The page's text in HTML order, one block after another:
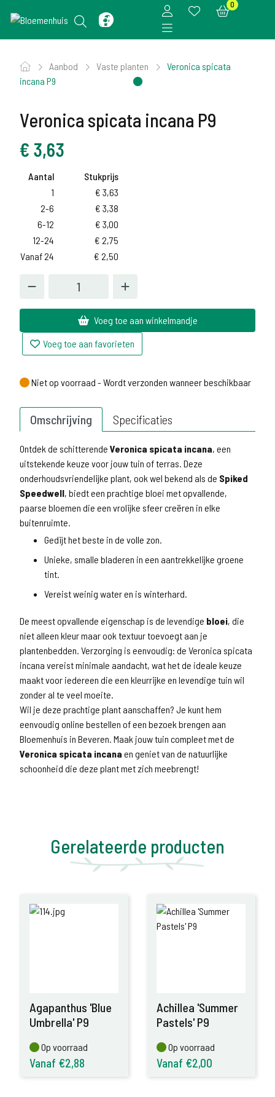
0
Aanbod Vaste planten
Veronica spicata
incana P9
Veronica spicata incana P9
€ 3,63
Aantal
Stukprijs
1
€ 3,63
2-6
€ 3,38
6-12
€ 3,00
12-24
€ 2,75
Vanaf 24
€ 2,50
Voeg toe aan winkelmandje
Voeg toe aan favorieten
Niet op voorraad - Wordt verzonden wanneer beschikbaar
Niet op voorraad - Wordt verzonden wanneer beschikbaar
Omschrijving Specificaties
Ontdek de schitterende Veronica spicata incana, een
uitstekende keuze voor jouw tuin of terras. Deze
onderhoudsvriendelijke plant, ook wel bekend als de Spiked
Speedwell, biedt een prachtige bloei met opvallende,
paarse bloemen die een vrolijke sfeer creëren in elke
buitenruimte.
Gedijt het beste in de volle zon.
Unieke, smalle bladeren in een aantrekkelijke groene
tint.
Vereist weinig water en is winterhard.
De meest opvallende eigenschap is de levendige bloei, die
niet alleen kleur maar ook textuur toevoegt aan je
plantenbedden. Verzorging is eenvoudig: de Veronica spicata
incana vereist minimale aandacht, wat het de ideale keuze
maakt voor iedereen die een kleurrijke en levendige tuin wil
zonder al te veel moeite.
Wil je deze prachtige plant aanschaffen? Je kunt hem
eenvoudig online bestellen of een bezoek brengen aan
Bloemenhuis in Beveren. Maak jouw tuin compleet met de
Veronica spicata incana en geniet van de natuurlijke
schoonheid die deze plant met zich meebrengt!
Gerelateerde producten
Agapanthus 'Blue
Umbrella' P9
Op voorraad
Op voorraad
Vanaf €2,88
Achillea 'Summer
Pastels' P9
Op voorraad
Op voorraad
Vanaf €2,00